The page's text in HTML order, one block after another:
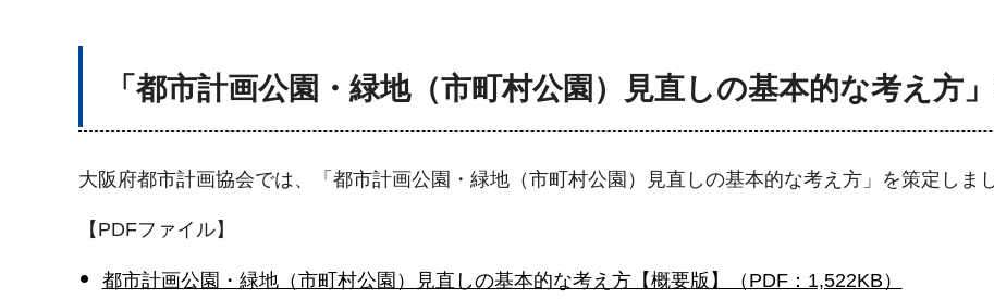
「都市計画公園・緑地（市町村公園）見直しの基本的な考え方
大阪府都市計画協会では、「都市計画公園・緑地（市町村公園）見直しの基本的な考え方」を策定しまし
【PDFファイル】
都市計画公園・緑地（市町村公園）見直しの基本的な考え方【概要版】（PDF：1,522KB）